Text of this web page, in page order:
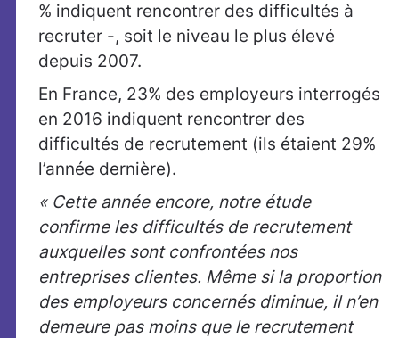
% indiquent rencontrer des difficultés à
recruter -, soit le niveau le plus élevé
depuis 2007.
En France, 23% des employeurs interrogés
en 2016 indiquent rencontrer des
difficultés de recrutement (ils étaient 29%
l’année dernière).
« Cette année encore, notre étude
confirme les difficultés de recrutement
auxquelles sont confrontées nos
entreprises clientes. Même si la proportion
des employeurs concernés diminue, il n’en
demeure pas moins que le recrutement